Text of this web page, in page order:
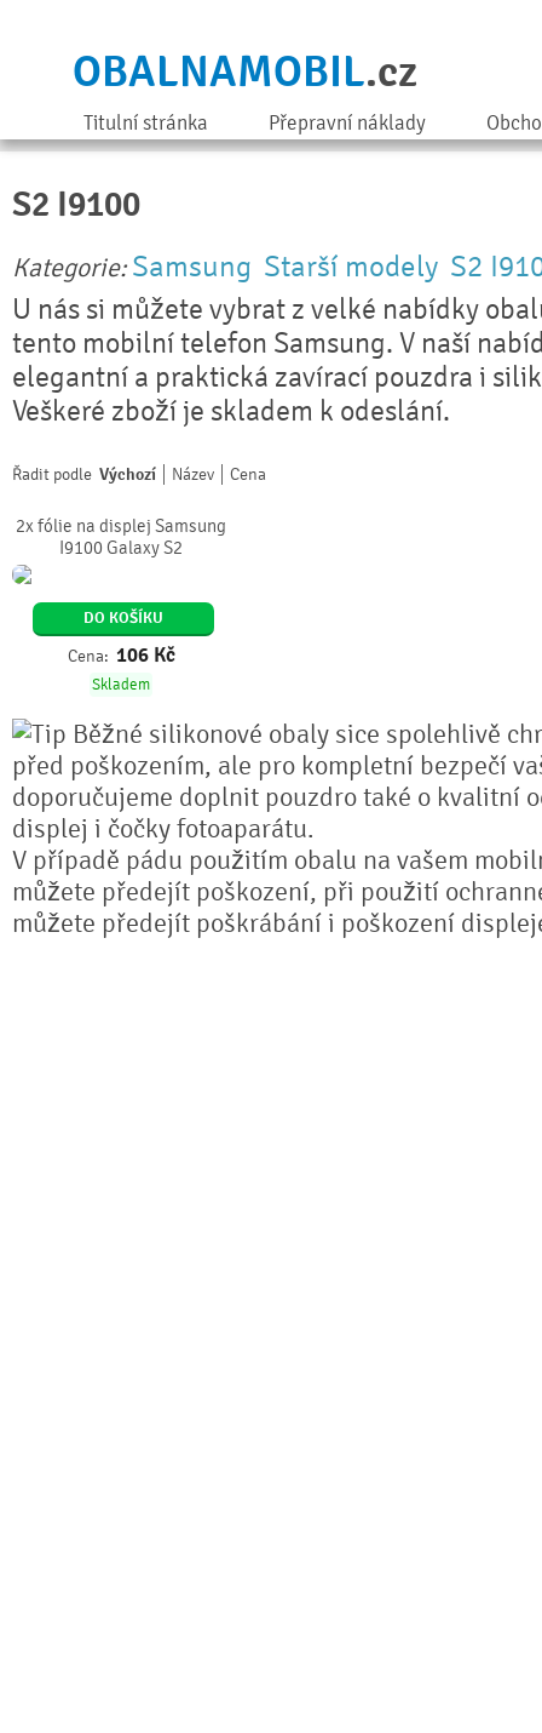
OBALNAMOBIL.cz
Titulní stránka Přepravní náklady
S2 I9100
Kategorie: Samsung Starší modely S2
U nás si můžete vybrat z velké nabídky
tento mobilní telefon Samsung. V naší
elegantní a praktická zavírací pouzdra i
Veškeré zboží je skladem k odeslání.
Řadit podle Výchozí Název Cena
2x fólie na displej Samsung
I9100 Galaxy S2
DO KOŠÍKU
Cena: 106 Kč
Skladem
Běžné silikonové obaly sice spolehlivě
před poškozením, ale pro kompletní bezpečí
doporučujeme doplnit pouzdro také o kvalitní
displej i čočky fotoaparátu.
V případě pádu použitím obalu na vašem
můžete předejít poškození, při použití
můžete předejít poškrábání i poškození